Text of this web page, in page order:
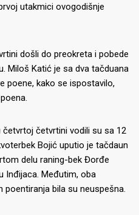
utakmici ovogodišnje
došli do preokreta i pobede
Miloš Katić je sa dva tačduana
poene, kako se ispostavilo,
četvrtoj četvrtini vodili su sa 12
Bojić uputio je tačdaun
delu raning-bek Đorđe
Inđijaca. Međutim, oba
poentiranja bila su neuspešna.